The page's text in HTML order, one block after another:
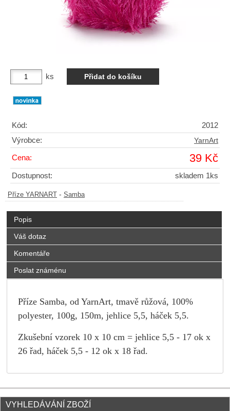
ks
Kód:
2012
Výrobce:
YarnArt
Cena: 39 Kč
Dostupnost: skladem 1ks
Příze YARNART - Samba
Popis
Váš dotaz
Komentáře
Poslat známénu
Příze Samba, od YarnArt, tmavě růžová, 100%
polyester, 100g, 150m, jehlice 5,5, háček 5,5.
Zkušební vzorek 10 x 10 cm = jehlice 5,5 - 17 ok x
26 řad, háček 5,5 - 12 ok x 18 řad.
VYHLEDÁVÁNÍ ZBOŽÍ